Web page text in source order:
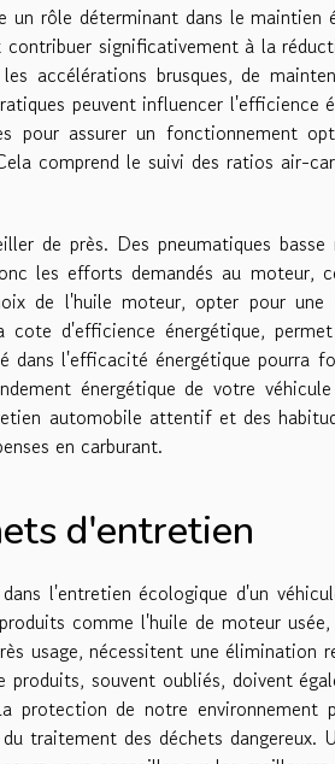
rôle déterminant dans le maintien
significativement à la
accélérations brusques, de
peuvent influencer l'efficience
pour assurer un fonctionnement
comprend le suivi des ratios air-
de près. Des pneumatiques
les efforts demandés au moteur,
de l'huile moteur, opter pour
d'efficience énergétique,
l'efficacité énergétique pourra
énergétique de votre
automobile attentif et des
en carburant.
d'entretien
l'entretien écologique d'un
comme l'huile de moteur
usage, nécessitent une élimination
souvent oubliés, doivent
protection de notre environnement
traitement des déchets dangereux.